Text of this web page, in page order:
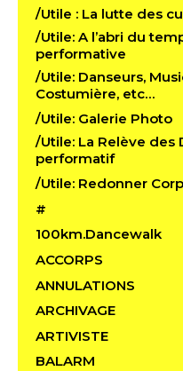
/Utile : La lutte des
/Utile: A l’abri du
performative
/Utile: Danseurs,
Costumière, etc…
/Utile: Galerie Photo
/Utile: La Relève des
performatif
/Utile: Redonner
#
100km.Dancewalk
ACCORPS
ANNULATIONS
ARCHIVAGE
ARTIVISTE
BALARM